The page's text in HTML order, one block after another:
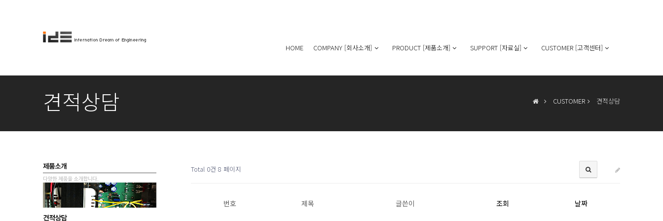
HOME COMPANY [회사소개] PRODUCT [제품소개] SUPPORT [자료실] CUSTOMER [고객센터]
견적상담 CUSTOMER 견적상담
Total 0건 8 페이지
번호 제목 글쓴이 조회 날짜